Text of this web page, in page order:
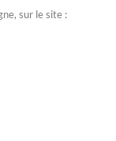
sur le site :